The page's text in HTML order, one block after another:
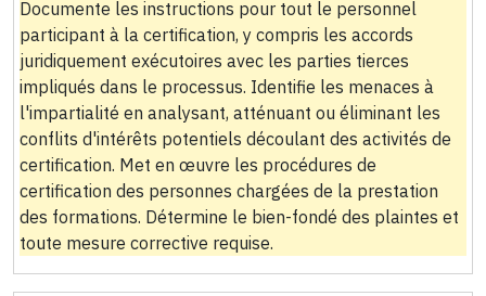
Documente les instructions pour tout le personnel
participant à la certification, y compris les accords
juridiquement exécutoires avec les parties tierces
impliqués dans le processus. Identifie les menaces à
l'impartialité en analysant, atténuant ou éliminant les
conflits d'intérêts potentiels découlant des activités de
certification. Met en œuvre les procédures de
certification des personnes chargées de la prestation
des formations. Détermine le bien-fondé des plaintes et
toute mesure corrective requise.